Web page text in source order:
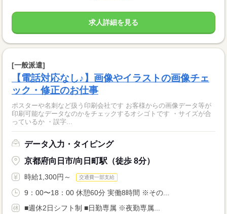
求人詳細を見る
[一般派遣]
【電話対応なし♪】画像やイラストの画像チェ
ック・修正のお仕事
ポスターや名刺など扱う印刷会社です お客様からの画像データ等が
印刷可能なデータなのかをチェックするオシゴトです ・サイズが合
っているか ・誤字...
データ入力・タイピング
京都府向日市/向日町駅（徒歩 8分）
時給1,300円～ 交通費一部支給
9：00〜18：00 休憩60分 実働8時間 ※その...
■週休2日シフト制 ■日勤専属 ※夜勤専属...